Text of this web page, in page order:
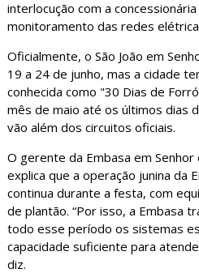
interlocução com a
monitoramento das redes
Oficialmente, o São João em
19 a 24 de junho, mas a cidade
conhecida como "30 Dias de
mês de maio até os últimos dias
vão além dos circuitos oficiais.
O gerente da Embasa em Senhor
explica que a operação junina da
continua durante a festa, com
de plantão. “Por isso, a Embasa
todo esse período os sistemas
capacidade suficiente para
diz.